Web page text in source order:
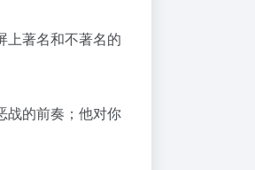
上著名和不著名的
战的前奏；他对你